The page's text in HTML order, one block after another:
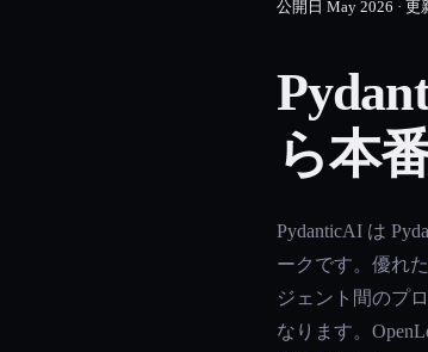
公開日 May 2026 · 更
ら本
PydanticAI は
ークです。優れ
ジェント間のプ
なります。